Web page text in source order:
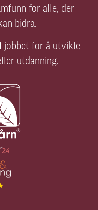
for alle, der
bidra.
jobbet for å utvikle
utdanning.